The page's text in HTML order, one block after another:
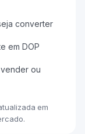
converter
em DOP
ou
em